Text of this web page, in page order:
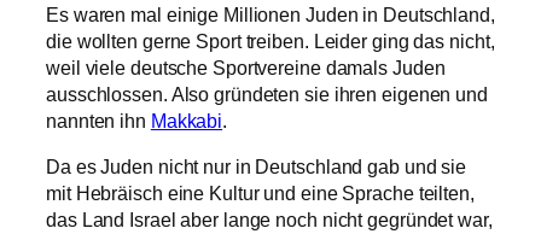
Es waren mal einige Millionen Juden in Deutschland,
die wollten gerne Sport treiben. Leider ging das nicht,
weil viele deutsche Sportvereine damals Juden
ausschlossen. Also gründeten sie ihren eigenen und
nannten ihn Makkabi.
Da es Juden nicht nur in Deutschland gab und sie
mit Hebräisch eine Kultur und eine Sprache teilten,
das Land Israel aber lange noch nicht gegründet war,